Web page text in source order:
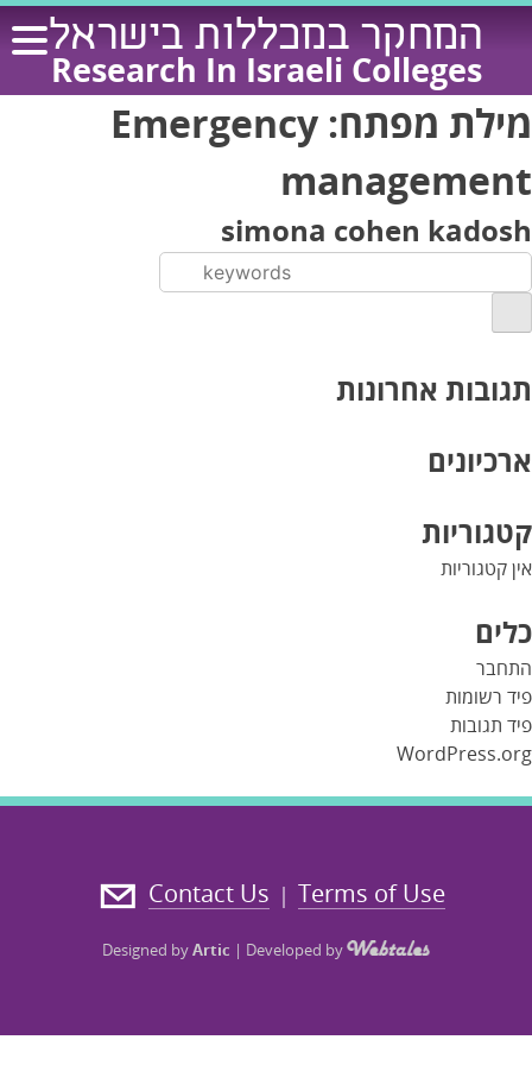
Skip
content
המחקר במכללות בישראל
Research In Israeli Colleges
מילת מפתח: Emergency
management
simona cohen kadosh
תגובות אחרונות
ארכיונים
קטגוריות
אין קטגוריות
כלים
התחבר
פיד רשומות
פיד תגובות
WordPress.org
Terms of Use
|
Contact Us
Designed byArtic | Developed by